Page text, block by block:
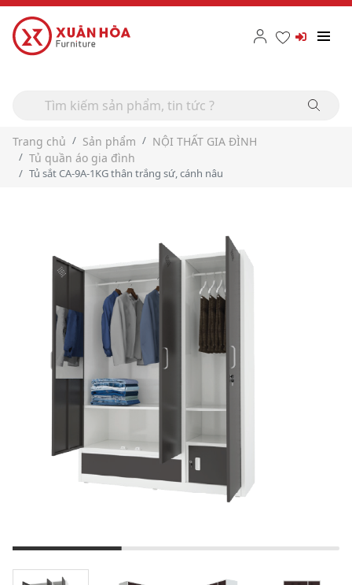
Trang chủ Sản phẩm
NỘI THẤT GIA ĐÌNH
Tủ quần áo gia đình
Tủ sắt CA-9A-1KG thân trắng sứ, cánh nâu